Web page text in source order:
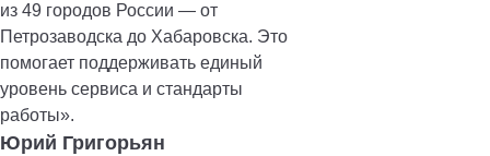
из 49 городов России — от
Петрозаводска до Хабаровска. Это
помогает поддерживать единый
уровень сервиса и стандарты
работы».
Юрий Григорьян